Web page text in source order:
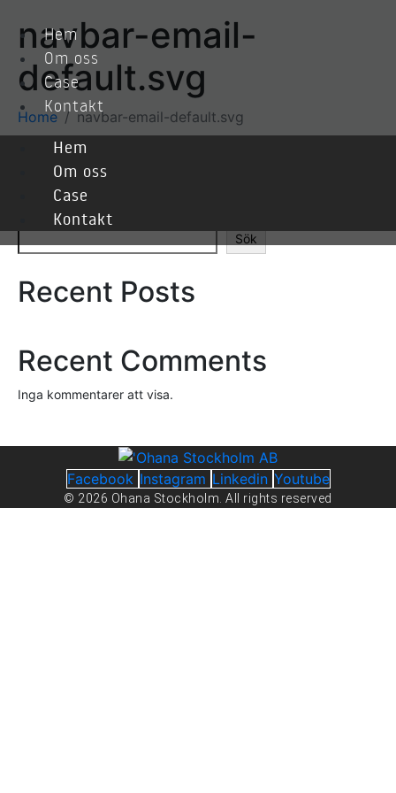
Hem
Om oss
Case
Kontakt
Hem
Om oss
Case
Kontakt
navbar-email-
default.svg
Home navbar-email-default.svg
Sök
Recent Posts
Recent Comments
Inga kommentarer att visa.
Facebook Instagram Linkedin Youtube
© 2026 Ohana Stockholm. All rights reserved